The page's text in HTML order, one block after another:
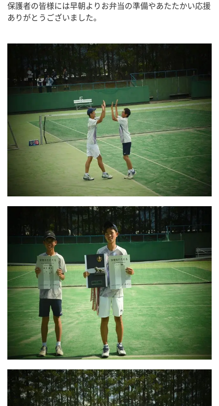
保護者の皆様には早朝よりお弁当の準備やあたたかい応援
ありがとうございました。